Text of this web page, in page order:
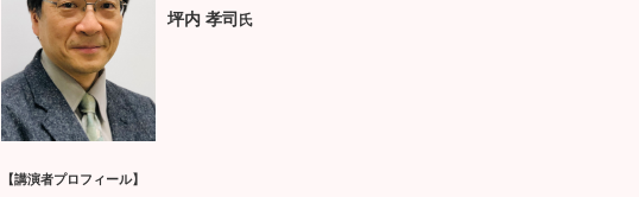
坪内 孝司 氏
【講演者プロフィール】